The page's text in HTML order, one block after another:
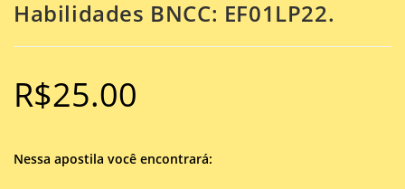
Habilidades BNCC: EF01LP22.
R$25.00
Nessa apostila você encontrará: